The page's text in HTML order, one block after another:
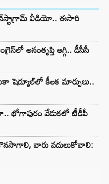
వీడియో.. ఈసారి
అసంతృప్తి అగ్గి.. డీసీసీ
షెడ్యూల్‌లో కీలక మార్పులు..
భోగాపురం వేడుకలో టీడీపీ
కొనసాగాలి, వారు వదులుకోవాలి: